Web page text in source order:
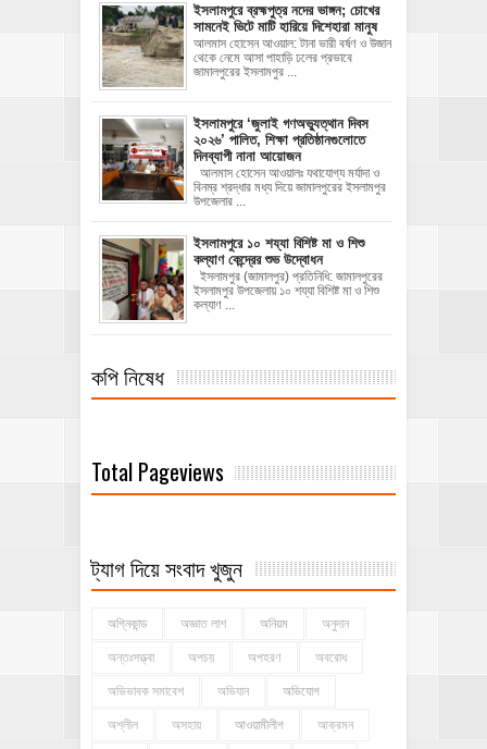
ইসলামপুরে ব্রহ্মপুত্র নদের ভাঙ্গন; চোখের
সামনেই ভিটে মাটি হারিয়ে দিশেহারা মানুষ
আলমাস হোসেন আওয়াল: টানা ভারী বর্ষণ ও উজান
থেকে নেমে আসা পাহাড়ি ঢলের প্রভাবে
জামালপুরের ইসলামপুর ...
‎ইসলামপুরে ‘জুলাই গণঅভ্যুত্থান দিবস
২০২৬’ পালিত, শিক্ষা প্রতিষ্ঠানগুলোতে
দিনব্যাপী নানা আয়োজন
‎​আলমাস হোসেন আওয়ালঃ‎ ‎​যথাযোগ্য মর্যাদা ও
বিনম্র শ্রদ্ধার মধ্য দিয়ে জামালপুরের ইসলামপুর
উপজেলার ...
ইসলামপুরে ১০ শয্যা বিশিষ্ট মা ও শিশু
কল্যাণ কেন্দ্রের শুভ উদ্বোধন
ইসলামপুর (জামালপুর) প্রতিনিধি: জামালপুরের
ইসলামপুর উপজেলায় ১০ শয্যা বিশিষ্ট মা ও শিশু
কল্যাণ ...
কপি নিষেধ
Total Pageviews
ট্যাগ দিয়ে সংবাদ খুজুন
অগ্নিকান্ড অজ্ঞাত লাশ অনিয়ম অনুদান
অন্তঃসত্ত্বা অপচয় অপহরণ অবরোধ
অভিভাবক সমাবেশ অভিযান অভিযোগ
অশ্লীল অসহায় আওয়ামীলীগ আক্রমন